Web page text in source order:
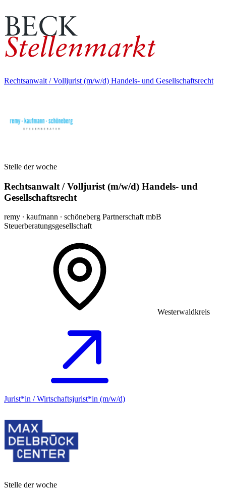
Rechtsanwalt / Volljurist (m/w/d) Handels- und Gesellschaftsrecht
Stelle der woche
Rechtsanwalt / Volljurist (m/w/d) Handels- und
Gesellschaftsrecht
remy ∙ kaufmann ∙ schöneberg Partnerschaft mbB
Steuerberatungsgesellschaft
Westerwaldkreis
Jurist*in / Wirtschafts­jurist*in (m/w/d)
Stelle der woche